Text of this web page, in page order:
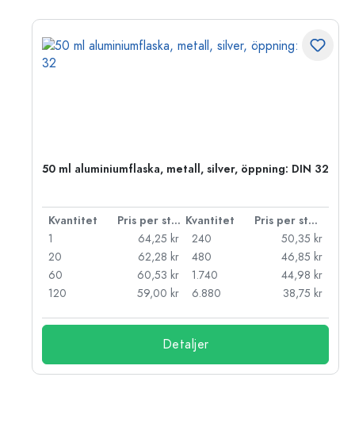
50 ml aluminiumflaska, metall, silver, öppning: DIN 32
Kvantitet Pris per styck Kvantitet
Pris per styck
1
64,25 kr
20
62,28 kr
60
60,53 kr
120
59,00 kr
240
50,35 kr
480
46,85 kr
1.740
44,98 kr
6.880
38,75 kr
Detaljer